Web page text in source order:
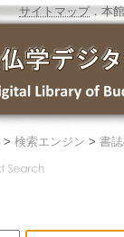
サイトマップ．本
> 検索エンジン > 書